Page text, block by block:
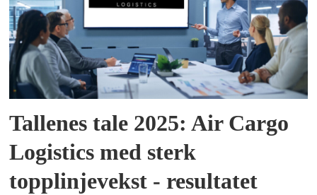
Tallenes tale 2025: Air Cargo
Logistics med sterk
topplinjevekst - resultatet